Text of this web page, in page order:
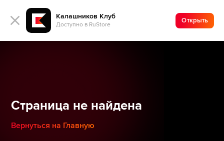
Калашников Клуб
Доступно в RuStore
Открыть
Страница не найдена
Вернуться на Главную